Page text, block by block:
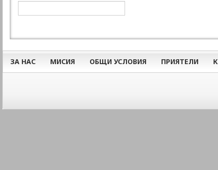
ЗА НАС МИСИЯ ОБЩИ УСЛОВИЯ ПРИЯТЕЛИ